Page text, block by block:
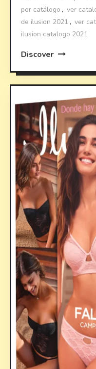
por catálogo , ver
de ilusion 2021 , ver
ilusion catalogo 2021
Discover